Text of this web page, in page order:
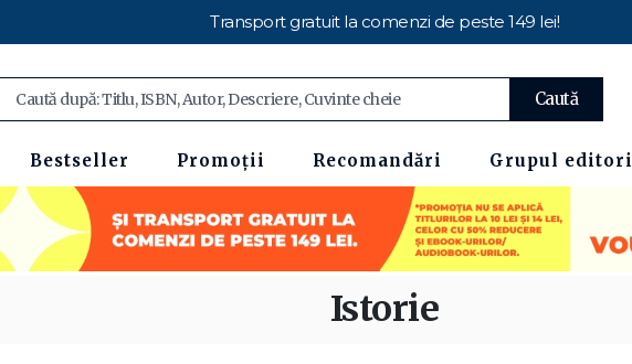
Transport gratuit la comenzi de peste 149 lei!
Caută
Bestseller Promoții Recomandări Grupul
Istorie